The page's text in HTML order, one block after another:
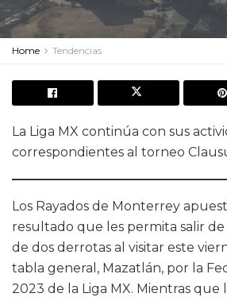
Home Tendencias
La Liga MX continúa con sus
correspondientes al torneo
Los Rayados de Monterrey
resultado que les permita salir
de dos derrotas al visitar este
tabla general, Mazatlán, por la
2023 de la Liga MX. Mientras que